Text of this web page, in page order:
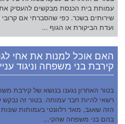
עמותת בית הכנסת מבקשים להעסיק
שירותים בשכר. כפי שהסברתי אם
ועדת הביקורת או הגוף ...
האם אוכל למנות את אחי
קירבת בני משפחה וניגוד
בטור האחרון נגענו בנושא של קירבת
רשאי להיות חבר עמותה. בטור זה
הזה שאגב, מאד רלוונטי בעמותות
בהם בני משפחה שהקי...